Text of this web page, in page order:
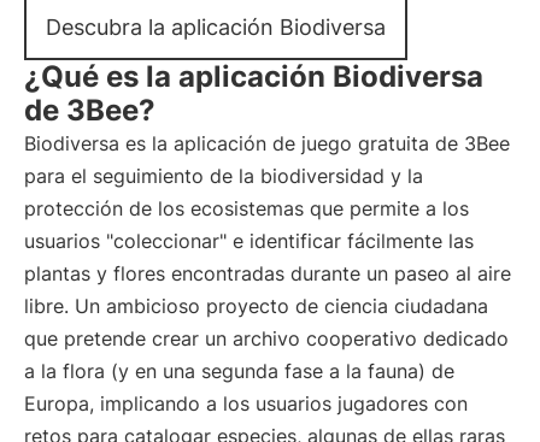
Descubra la aplicación Biodiversa
¿Qué es la aplicación Biodiversa
de 3Bee?
Biodiversa es la aplicación de juego gratuita de 3Bee
para el seguimiento de la biodiversidad y la
protección de los ecosistemas que permite a los
usuarios "coleccionar" e identificar fácilmente las
plantas y flores encontradas durante un paseo al aire
libre. Un ambicioso proyecto de ciencia ciudadana
que pretende crear un archivo cooperativo dedicado
a la flora (y en una segunda fase a la fauna) de
Europa, implicando a los usuarios jugadores con
retos para catalogar especies, algunas de ellas raras